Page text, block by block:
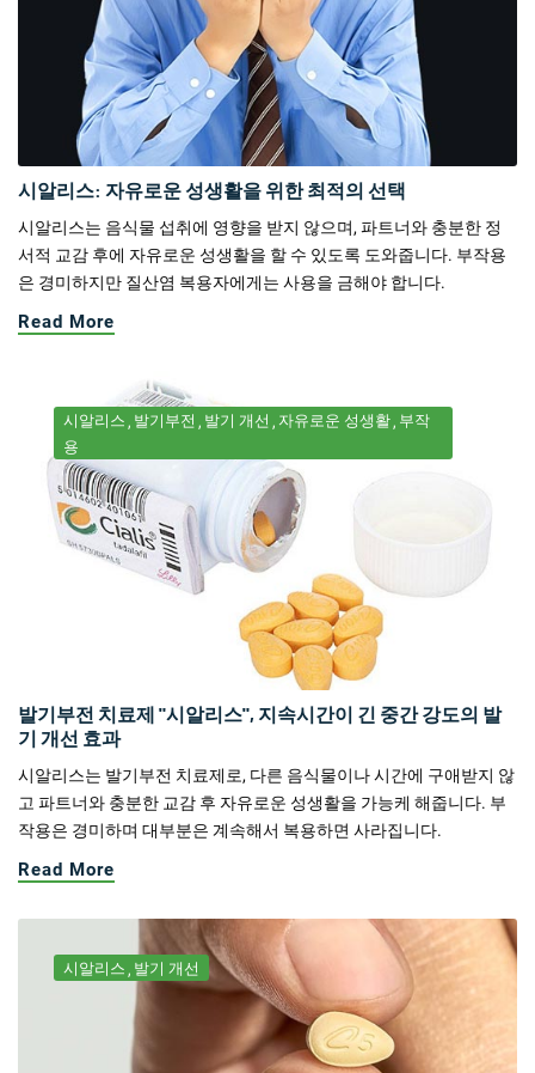
시알리스: 자유로운 성생활을 위한 최적의 선택
시알리스는 음식물 섭취에 영향을 받지 않으며, 파트너와 충분한 정
서적 교감 후에 자유로운 성생활을 할 수 있도록 도와줍니다. 부작용
은 경미하지만 질산염 복용자에게는 사용을 금해야 합니다.
Read More
시알리스 발기부전 발기 개선 자유로운 성생활 부작
용
발기부전 치료제 "시알리스", 지속시간이 긴 중간 강도의 발
기 개선 효과
시알리스는 발기부전 치료제로, 다른 음식물이나 시간에 구애받지 않
고 파트너와 충분한 교감 후 자유로운 성생활을 가능케 해줍니다. 부
작용은 경미하며 대부분은 계속해서 복용하면 사라집니다.
Read More
시알리스 발기 개선